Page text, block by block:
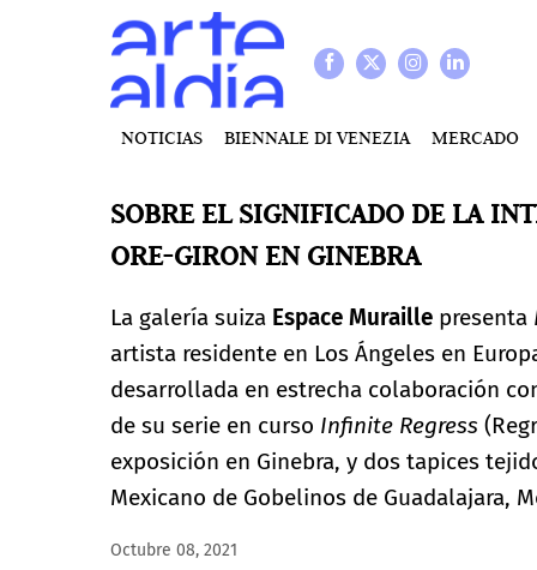
NOTICIAS BIENNALE DI VENEZIA MERCADO
SOBRE EL SIGNIFICADO DE LA
ORE-GIRON EN GINEBRA
La galería suiza Espace Muraille presenta
artista residente en Los Ángeles en
desarrollada en estrecha colaboración
de su serie en curso Infinite Regress
exposición en Ginebra, y dos tapices
Mexicano de Gobelinos de Guadalajara,
Octubre 08, 2021